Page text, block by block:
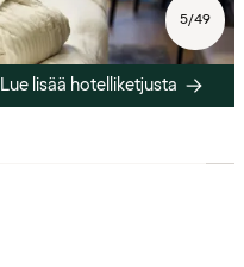
5/49
Lue lisää hotelliketjusta